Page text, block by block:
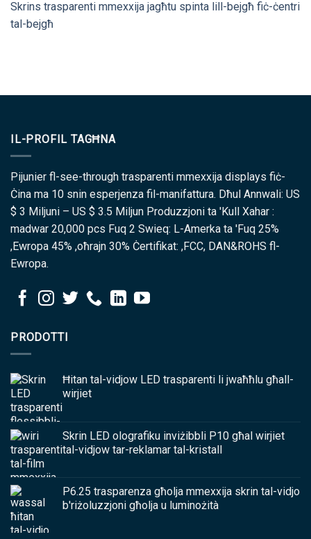
Skrins trasparenti mmexxija jagħtu spinta lill-bejgħ fiċ-ċentri
tal-bejgħ
IL-PROFIL TAGĦNA
Pijunier fl-see-through trasparenti mmexxija displays fiċ-
Ċina ma 10 snin esperjenza fil-manifattura. Dħul Annwali: US
$ 3 Miljuni – US $ 3.5 Miljun Produzzjoni ta 'Kull Xahar :
madwar 20,000 pcs Fuq 2 Swieq: L-Amerka ta 'Fuq 25%
,Ewropa 45% ,oħrajn 30% Ċertifikat: ,FCC, DAN&ROHS fl-
Ewropa.
PRODOTTI
Ħitan tal-vidjow LED trasparenti li jwaħħlu għall-
wirjiet
Skrin LED olografiku inviżibbli P10 għal wirjiet
tal-vidjow tar-reklamar tal-kristall
P6.25 trasparenza għolja mmexxija skrin tal-vidjo
b'riżoluzzjoni għolja u luminożità